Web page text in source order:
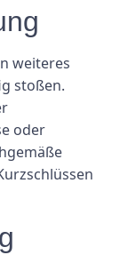
weiteres
stoßen.
oder